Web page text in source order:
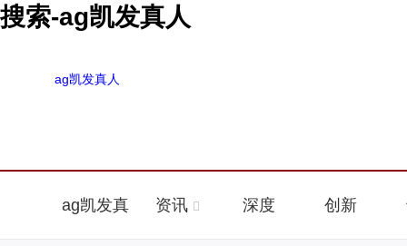
搜索-ag凯发真人
ag凯发真人
ag凯发真 资讯 深度 创新